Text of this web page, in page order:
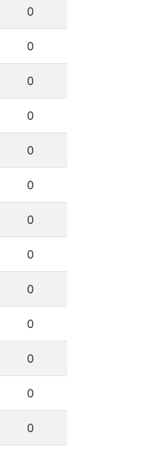
0
0
0
0
0
0
0
0
0
0
0
0
0